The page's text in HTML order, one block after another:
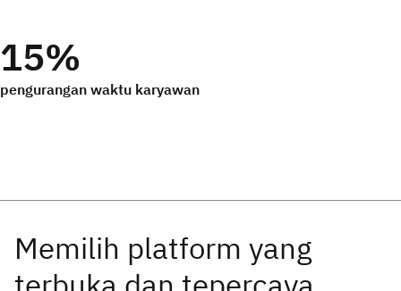
15%
pengurangan waktu karyawan